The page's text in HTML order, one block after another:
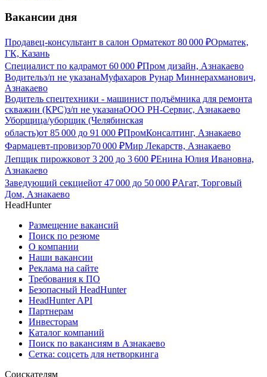
Вакансии дня
Продавец-консультант в салон Орматекот 80 000 ₽Орматек,
ГК, Казань
Специалист по кадрамот 60 000 ₽Пром дизайн, Азнакаево
Водительз/п не указанаМуфахаров Рунар Миннерахманович,
Азнакаево
Водитель спецтехники - машинист подъёмника для ремонта
скважин (КРС)з/п не указанаООО РН-Сервис, Азнакаево
Уборщица/уборщик (Челябинская
область)от 85 000 до 91 000 ₽ПромКонсалтинг, Азнакаево
Фармацевт-провизор70 000 ₽Мир Лекарств, Азнакаево
Лепщик пирожковот 3 200 до 3 600 ₽Енина Юлия Ивановна,
Азнакаево
Заведующий секциейот 47 000 до 50 000 ₽Агат, Торговый
Дом, Азнакаево
HeadHunter
Размещение вакансий
Поиск по резюме
О компании
Наши вакансии
Реклама на сайте
Требования к ПО
Безопасный HeadHunter
HeadHunter API
Партнерам
Инвесторам
Каталог компаний
Поиск по вакансиям в Азнакаево
Сетка: соцсеть для нетворкинга
Соискателям